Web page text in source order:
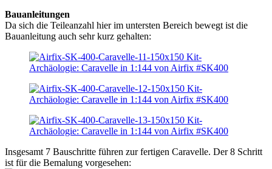
Bauanleitungen
Da sich die Teileanzahl hier im untersten Bereich bewegt ist die
Bauanleitung auch sehr kurz gehalten:
Insgesamt 7 Bauschritte führen zur fertigen Caravelle. Der 8 Schritt
ist für die Bemalung vorgesehen: